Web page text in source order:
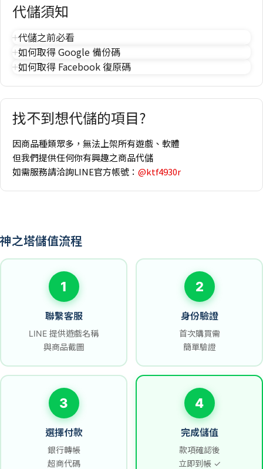
代儲須知
代儲之前必看
如何取得 Google 備份碼
如何取得 Facebook 復原碼
找不到想代儲的項目?
因商品種類眾多，無法上架所有遊戲、軟體
但我們提供任何你有興趣之商品代儲
如需服務請洽詢LINE官方帳號： @ktf4930r
神之塔儲值流程
1
聯繫客服
LINE 提供遊戲名稱
與商品截圖
2
身份驗證
首次購買需
簡單驗證
3
選擇付款
銀行轉帳
超商代碼
4
完成儲值
款項確認後
立即到帳 ✓